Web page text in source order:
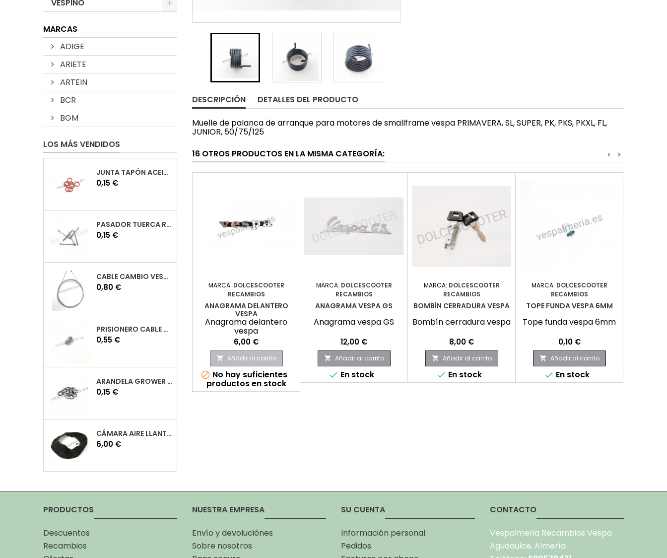
VESPINO
MARCAS
ADIGE
ARIETE
ARTEIN
BCR
BGM
LOS MÁS VENDIDOS
JUNTA TAPÓN ACEITE VESPA
Precio
0,15 €
PASADOR TUERCA RUEDA VESPA
Precio
0,15 €
CABLE CAMBIO VESPA
Precio
0,80 €
PRISIONERO CABLE CAMBIO VESPA
Precio
0,55 €
ARANDELA GROWER M7 INOX VESPA
Precio
0,15 €
CÁMARA AIRE LLANTA 10 VESPA
Precio
6,00 €
DESCRIPCIÓN DETALLES DEL PRODUCTO
Muelle de palanca de arranque para motores de smallframe vespa PRIMAVERA, SL, SUPER, PK, PKS, PKXL, FL,
JUNIOR, 50/75/125
16 OTROS PRODUCTOS EN LA MISMA CATEGORÍA:
>
<
MARCA: DOLCESCOOTER
RECAMBIOS
ANAGRAMA DELANTERO
VESPA
Anagrama delantero
vespa
Precio
6,00 €
 Añadir al carrito
 No hay suficientes
productos en stock
MARCA: DOLCESCOOTER
RECAMBIOS
ANAGRAMA VESPA GS
Anagrama vespa GS
Precio
12,00 €
 Añadir al carrito
 En stock
MARCA: DOLCESCOOTER
RECAMBIOS
BOMBÍN CERRADURA VESPA
Bombín cerradura vespa
Precio
8,00 €
 Añadir al carrito
 En stock
MARCA: DOLCESCOOTER
RECAMBIOS
TOPE FUNDA VESPA 6MM
Tope funda vespa 6mm
Precio
0,10 €
 Añadir al carrito
 En stock
PRODUCTOS
Descuentos
Recambios
NUESTRA EMPRESA
Envío y devoluciónes
Sobre nosotros
SU CUENTA
Información personal
Pedidos
CONTACTO
Vespalmeria Recambios Vespa
Aguadulce, Almería